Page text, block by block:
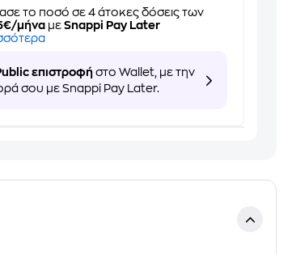
το ποσό σε 4 άτοκες δόσεις των
μήνα μεSnappi Pay Later
επιστροφή στο Wallet, με την
σου με Snappi Pay Later.